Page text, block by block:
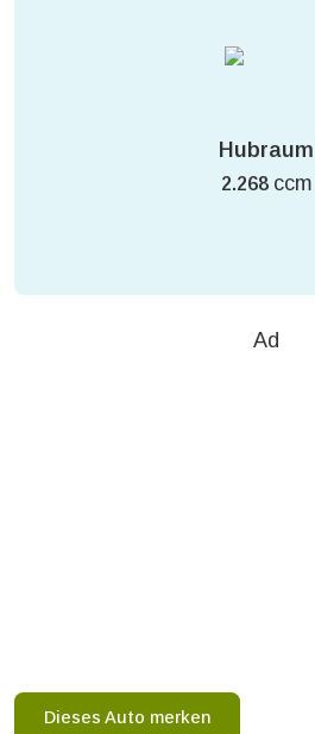
Hubraum
2.268 ccm
Ad
Dieses Auto merken